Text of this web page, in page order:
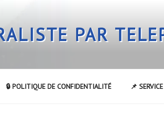
PAR
🔒 POLITIQUE DE CONFIDENTIALITÉ 📌